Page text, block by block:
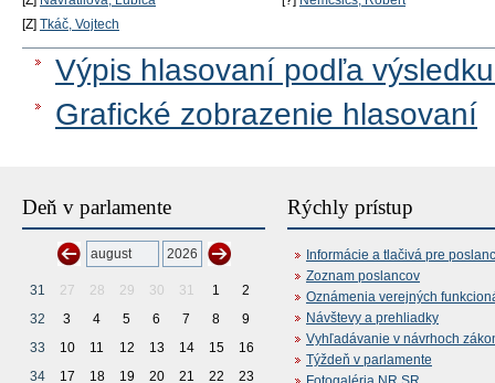
[Z] Tkáč, Vojtech
Výpis hlasovaní podľa
Grafické zobrazenie hlasovaní
Deň v parlamente
31 27 28 29 30 31 1
2
32
3 4 5 6 7 8
9
33
10 11 12 13 14 15
16
34
17 18 19 20 21 22 23
Rýchly prístup
Informácie a tlačivá pre
Zoznam poslancov
Oznámenia verejných
Návštevy a prehliadky
Vyhľadávanie v návrhoch
Týždeň v parlamente